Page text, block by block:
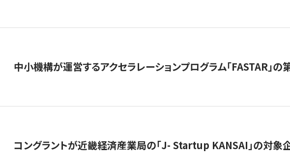
中小機構が運営するアクセラレーションプログラム「FASTAR」
コングラントが近畿経済産業局の「J- Startup KANSAI」の対象